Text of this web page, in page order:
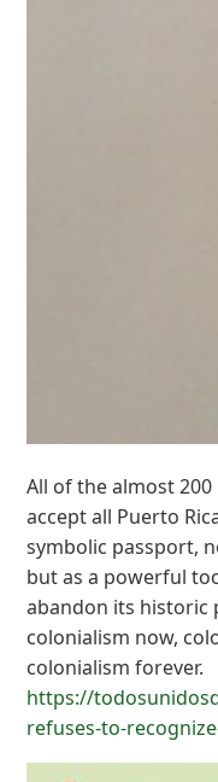
All of the almost
accept all Puerto
symbolic passport,
but as a powerful
abandon its historic
colonialism now,
colonialism forever.
https://
refuses-to-